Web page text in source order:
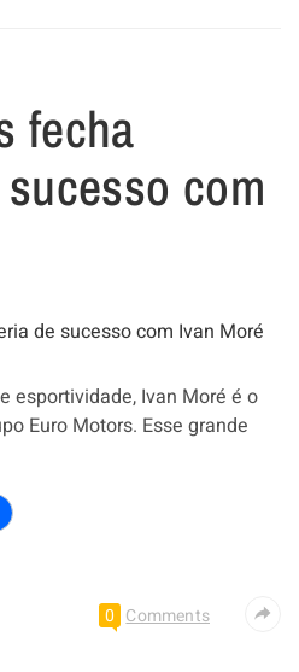
fecha
com
esportividade, Ivan Moré é o
Euro Motors. Esse grande
0 Comments